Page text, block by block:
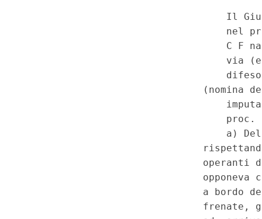
sanzionatorio - Denunciata
penale dell'ipotesi di
senza patente. - Decreto
(Nuovo codice della strada),
ulteriore subordine: Reati e
norma della legge n. 67 del
reati puniti con la sola pena
depenalizzazione anche dei
aggravate sono puniti con la
alternativa o congiunta a